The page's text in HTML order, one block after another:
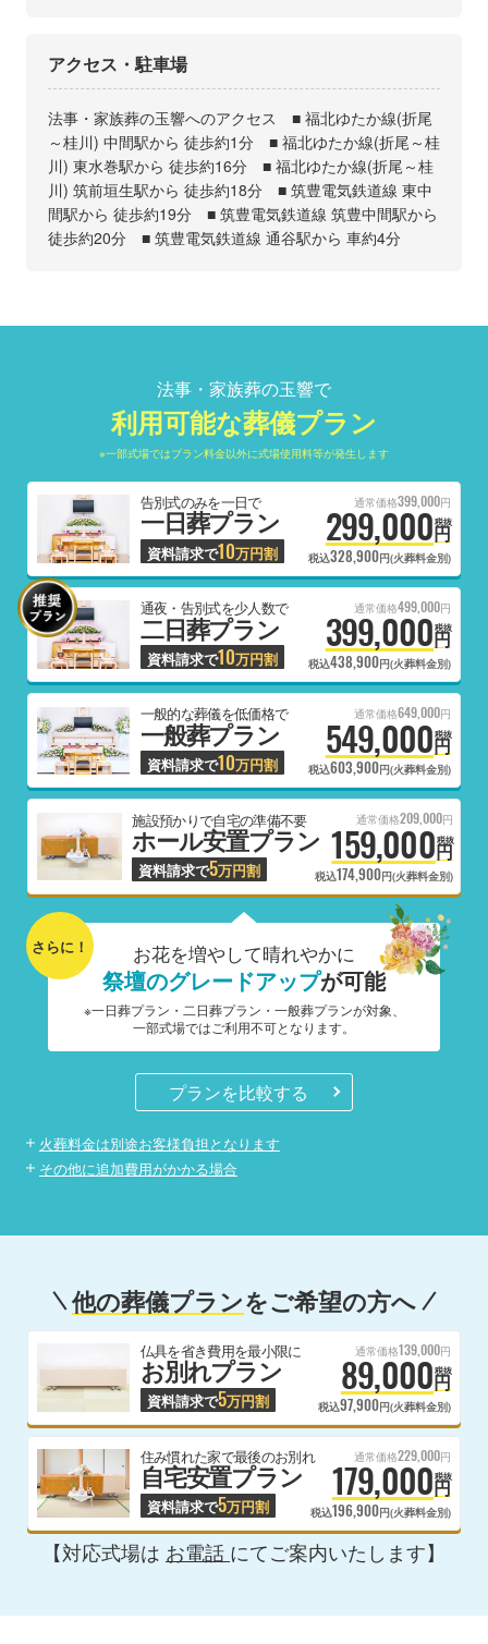
アクセス・駐車場
法事・家族葬の玉響へのアクセス ■ 福北ゆたか線(折尾
～桂川) 中間駅から 徒歩約1分 ■ 福北ゆたか線(折尾～桂
川) 東水巻駅から 徒歩約16分 ■ 福北ゆたか線(折尾～桂
川) 筑前垣生駅から 徒歩約18分 ■ 筑豊電気鉄道線 東中
間駅から 徒歩約19分 ■ 筑豊電気鉄道線 筑豊中間駅から
徒歩約20分 ■ 筑豊電気鉄道線 通谷駅から 車約4分
法事・家族葬の玉響で
利用可能な葬儀プラン
※一部式場ではプラン料金以外に式場使用料等が発生します
告別式のみを一日で
一日葬プラン
資料請求で10万円割
通常価格399,000円
299,000円
税抜
税込328,900円(火葬料金別)
通夜・告別式を少人数で
二日葬プラン
資料請求で10万円割
通常価格499,000円
399,000円
税抜
税込438,900円(火葬料金別)
一般的な葬儀を低価格で
一般葬プラン
資料請求で10万円割
通常価格649,000円
549,000円
税抜
税込603,900円(火葬料金別)
施設預かりで自宅の準備不要
ホール安置プラン
資料請求で5万円割
通常価格209,000円
159,000円
税抜
税込174,900円(火葬料金別)
さらに！ お花を増やして晴れやかに
祭壇のグレードアップが可能
※一日葬プラン・二日葬プラン・一般葬プランが対象、
一部式場ではご利用不可となります。
プランを比較する
火葬料金は別途お客様負担となります
その他に追加費用がかかる場合
他の葬儀プランをご希望の方へ
仏具を省き費用を最小限に
お別れプラン
資料請求で5万円割
通常価格139,000円
89,000円
税抜
税込97,900円(火葬料金別)
住み慣れた家で最後のお別れ
自宅安置プラン
資料請求で5万円割
通常価格229,000円
179,000円
税抜
税込196,900円(火葬料金別)
【対応式場は お電話 にてご案内いたします】